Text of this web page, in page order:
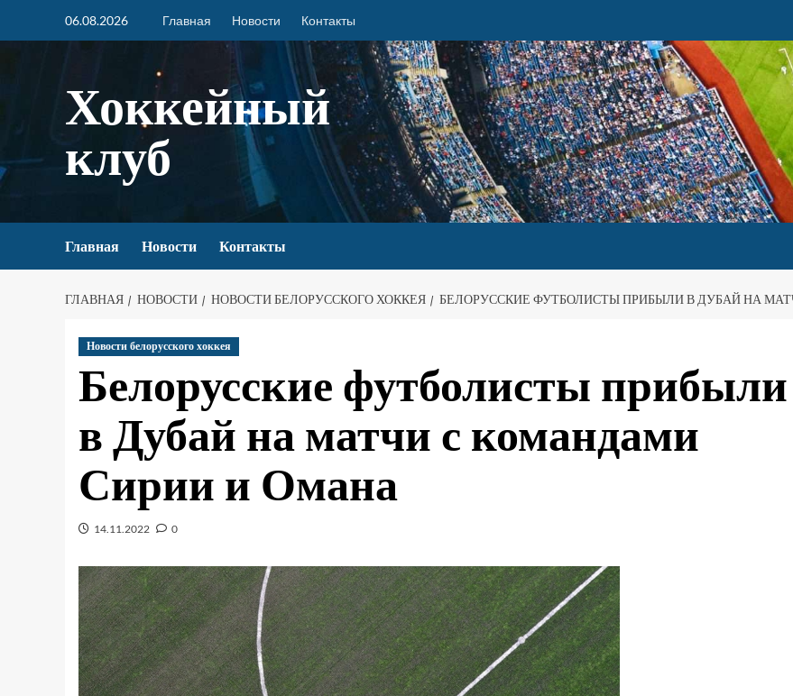
06.08.2026 Главная Новости Контакты
Хоккейный
клуб
Главная Новости Контакты
ГЛАВНАЯ НОВОСТИ НОВОСТИ БЕЛОРУССКОГО ХОККЕЯ БЕЛОРУССКИЕ ФУТБОЛИСТЫ ПРИБЫЛИ В ДУБАЙ НА
Новости белорусского хоккея
Белорусские футболисты прибыли
в Дубай на матчи с командами
Сирии и Омана
14.11.2022 0